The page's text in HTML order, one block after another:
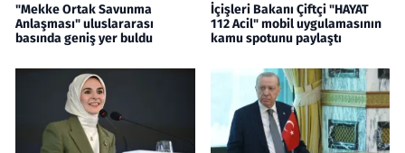
"Mekke Ortak Savunma
Anlaşması" uluslararası
basında geniş yer buldu
İçişleri Bakanı Çiftçi "HAYAT
112 Acil" mobil uygulamasının
kamu spotunu paylaştı